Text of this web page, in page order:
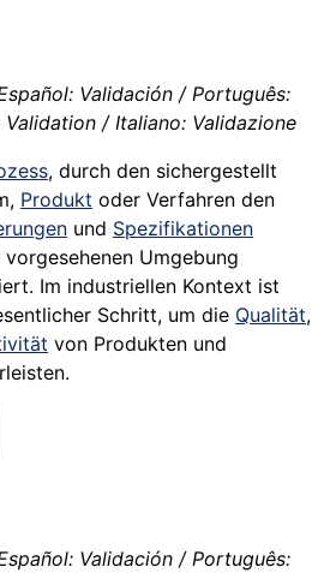
Validación / Português:
/ Italiano: Validazione
, durch den sichergestellt
Produkt oder Verfahren den
und Spezifikationen
Umgebung
Im industriellen Kontext ist
Schritt, um die Qualität,
von Produkten und
Validación / Português: